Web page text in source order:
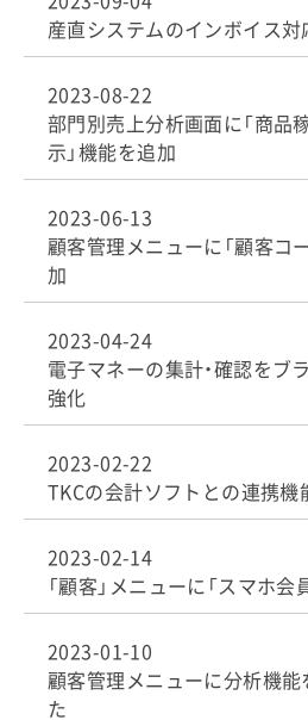
産直システムのインボイス対
2023-08-22
部門別売上分析画面に「商品
示」機能を追加
2023-06-13
顧客管理メニューに「顧客コ
加
2023-04-24
電子マネーの集計・確認をブ
強化
2023-02-22
TKCの会計ソフトとの連携機
2023-02-14
「顧客」メニューに「スマホ会
2023-01-10
顧客管理メニューに分析機能
た